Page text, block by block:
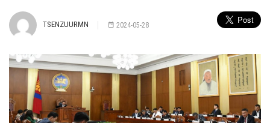
TSENZUURMN 2024-05-28